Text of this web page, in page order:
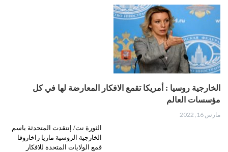
الخارجية روسيا : أمريكا تقمع الافكار المعارضة لها في كل
مؤسسات العالم
مارس 16, 2022
الثورة نت/ إنتقدت المتحدثة باسم
الخارجية الروسية ماريا زاخاروفا
قمع الولايات المتحدة للافكار